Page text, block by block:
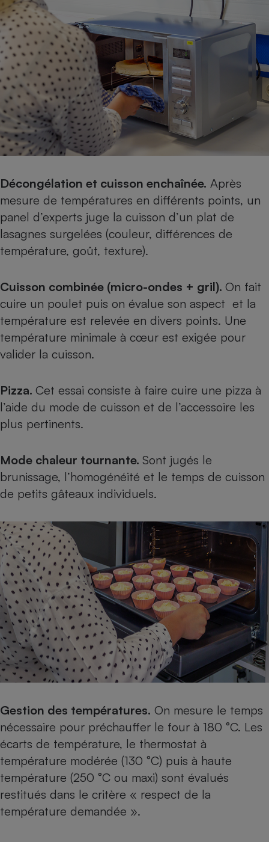
Décongélation et cuisson enchaînée. Après
mesure de températures en différents points, un
panel d’experts juge la cuisson d’un plat de
lasagnes surgelées (couleur, différences de
température, goût, texture).
Cuisson combinée (micro-ondes + gril). On fait
cuire un poulet puis on évalue son aspect et la
température est relevée en divers points. Une
température minimale à cœur est exigée pour
valider la cuisson.
Pizza. Cet essai consiste à faire cuire une pizza à
l’aide du mode de cuisson et de l’accessoire les
plus pertinents.
Mode chaleur tournante. Sont jugés le
brunissage, l’homogénéité et le temps de cuisson
de petits gâteaux individuels.
Gestion des températures. On mesure le temps
nécessaire pour préchauffer le four à 180 °C. Les
écarts de température, le thermostat à
température modérée (130 °C) puis à haute
température (250 °C ou maxi) sont évalués
restitués dans le critère « respect de la
température demandée ».